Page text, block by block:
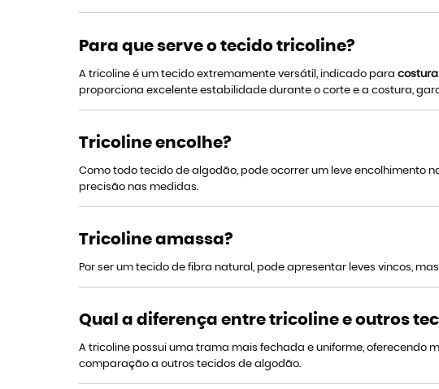
Para que serve o tecido tricoline?
A tricoline é um tecido extremamente versátil, indicado para
proporciona excelente estabilidade durante o corte e a costura,
Tricoline encolhe?
Como todo tecido de algodão, pode ocorrer um leve encolhimento
precisão nas medidas.
Tricoline amassa?
Por ser um tecido de fibra natural, pode apresentar leves vincos,
Qual a diferença entre tricoline e outros
A tricoline possui uma trama mais fechada e uniforme,
comparação a outros tecidos de algodão.